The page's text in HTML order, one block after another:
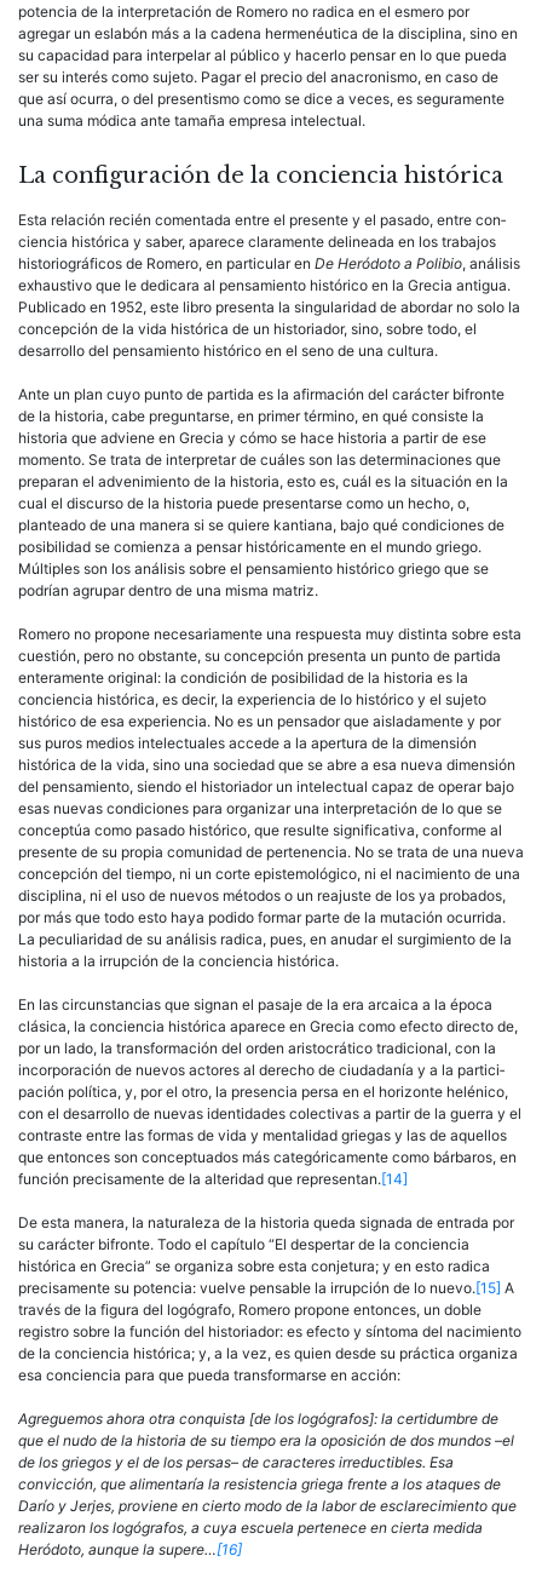
potencia de la interpretación de Romero no radica en el esmero por
agregar un eslabón más a la cadena hermenéutica de la disciplina, sino en
su capacidad para interpelar al público y hacerlo pensar en lo que pueda
ser su interés como sujeto. Pagar el precio del anacronismo, en caso de
que así ocurra, o del presentismo como se dice a veces, es segu­ramente
una suma módica ante tamaña empresa intelectual.
La configuración de la conciencia histórica
Esta relación recién comentada entre el presente y el pasado, entre con­
ciencia histórica y saber, aparece claramente delineada en los trabajos
historiográficos de Romero, en particular en De Heródoto a Polibio, análi­sis
exhaustivo que le dedicara al pensamiento histórico en la Grecia an­tigua.
Publicado en 1952, este libro presenta la singularidad de abordar no solo la
concepción de la vida histórica de un historiador, sino, sobre todo, el
desarrollo del pensamiento histórico en el seno de una cultura.
Ante un plan cuyo punto de partida es la afirmación del carácter bifronte
de la historia, cabe preguntarse, en primer término, en qué consiste la
historia que adviene en Grecia y cómo se hace historia a partir de ese
momento. Se trata de interpretar de cuáles son las deter­minaciones que
preparan el advenimiento de la historia, esto es, cuál es la situación en la
cual el discurso de la historia puede presentarse como un hecho, o,
planteado de una manera si se quiere kantiana, bajo qué condiciones de
posibilidad se comienza a pensar históricamente en el mundo griego.
Múltiples son los análisis sobre el pensamiento históri­co griego que se
podrían agrupar dentro de una misma matriz.
Romero no propone necesariamente una respuesta muy distinta sobre esta
cuestión, pero no obstante, su concepción presenta un punto de partida
enteramente original: la condición de posibilidad de la his­toria es la
conciencia histórica, es decir, la experiencia de lo histórico y el sujeto
histórico de esa experiencia. No es un pensador que aisla­damente y por
sus puros medios intelectuales accede a la apertura de la dimensión
histórica de la vida, sino una sociedad que se abre a esa nueva dimensión
del pensamiento, siendo el historiador un intelectual capaz de operar bajo
esas nuevas condiciones para organizar una in­terpretación de lo que se
conceptúa como pasado histórico, que resulte significativa, conforme al
presente de su propia comunidad de perte­nencia. No se trata de una nueva
concepción del tiempo, ni un corte epistemológico, ni el nacimiento de una
disciplina, ni el uso de nuevos métodos o un reajuste de los ya probados,
por más que todo esto haya podido formar parte de la mutación ocurrida.
La peculiaridad de su análisis radica, pues, en anudar el surgimiento de la
historia a la irrup­ción de la conciencia histórica.
En las circunstancias que signan el pasaje de la era arcaica a la época
clásica, la conciencia histórica aparece en Grecia como efecto directo de,
por un lado, la transformación del orden aristocrático tradicional, con la
incorporación de nuevos actores al derecho de ciudadanía y a la partici­
pación política, y, por el otro, la presencia persa en el horizonte helénico,
con el desarrollo de nuevas identidades colectivas a partir de la guerra y el
contraste entre las formas de vida y mentalidad griegas y las de aque­llos
que entonces son conceptuados más categóricamente como bárba­ros, en
función precisamente de la alteridad que representan.[14]
De esta manera, la naturaleza de la historia queda signada de entra­da por
su carácter bifronte. Todo el capítulo “El despertar de la concien­cia
histórica en Grecia” se organiza sobre esta conjetura; y en esto radica
precisamente su potencia: vuelve pensable la irrupción de lo nuevo.[15] A
través de la figura del logógrafo, Romero propone entonces, un doble
registro sobre la función del historiador: es efecto y síntoma del naci­miento
de la conciencia histórica; y, a la vez, es quien desde su práctica organiza
esa conciencia para que pueda transformarse en acción:
Agreguemos ahora otra conquista [de los logógrafos]: la certidumbre de
que el nudo de la historia de su tiempo era la oposición de dos mundos –el
de los griegos y el de los persas– de caracteres irreductibles. Esa
convicción, que alimentaría la resistencia griega frente a los ataques de
Darío y Jerjes, provie­ne en cierto modo de la labor de esclarecimiento que
realizaron los logógrafos, a cuya escuela pertenece en cierta medida
Heródoto, aunque la supere… [16]